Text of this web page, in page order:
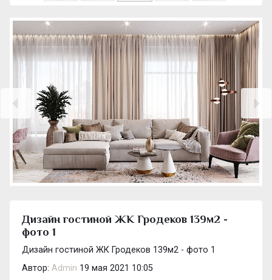
Дизайн гостиной ЖК Гродеков 139м2 -
фото 1
Дизайн гостиной ЖК Гродеков 139м2 - фото 1
Автор: Admin 19 мая 2021 10:05